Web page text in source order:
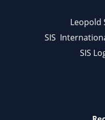
Leopold
SIS
SIS